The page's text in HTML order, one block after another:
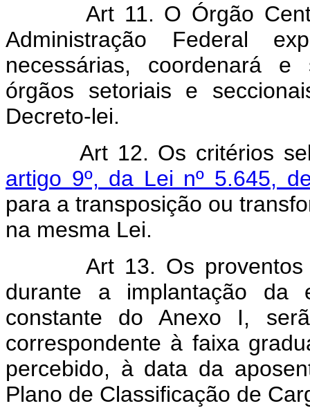
Art 11. O Órgão
Administração Federal
necessárias, coordenará
órgãos setoriais e
Decreto-lei.
Art 12. Os critérios
artigo 9º, da Lei nº 5.645,
para a transposição ou
na mesma Lei.
Art 13. Os
durante a implantação da
constante do Anexo I,
correspondente à faixa
percebido, à data da
Plano de Classificação de